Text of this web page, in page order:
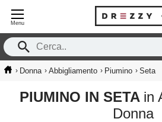
Menu
› Donna › Abbigliamento › Piumino › Seta
PIUMINO IN SETA in
Donna